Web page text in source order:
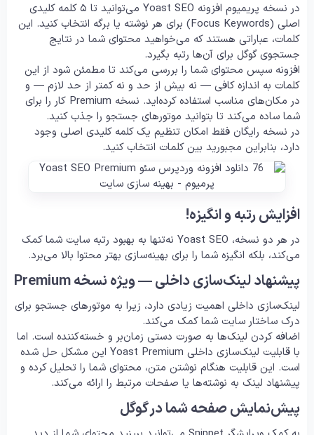
در نسخه پریمیوم افزونه Yoast SEO می‌توانید تا ۵ کلمه کلیدی
اصلی (Focus Keywords) برای هر نوشته یا برگه انتخاب کنید. این
کلمات، عباراتی هستند که می‌خواهید محتوای شما در نتایج
جستجوی گوگل برای آن‌ها رتبه بگیرد.
افزونه سپس محتوای شما را بررسی می‌کند تا مطمئن شود از این
کلمات به اندازه کافی — نه بیش از حد و نه کمتر از حد لازم — و
در مکان‌های مناسب استفاده کرده‌اید. نسخه Premium کار را برای
شما ساده می‌کند تا بتوانید موتورهای جستجو را جذب کنید.
در نسخه رایگان فقط امکان تنظیم یک کلمه کلیدی اصلی وجود
دارد، بنابراین مجبورید بین کلمات انتخاب کنید.
افزایش رتبه و انگیزه!
در هر دو نسخه، Yoast SEO نه‌تنها به بهبود رتبه سایت شما کمک
می‌کند، بلکه انگیزه شما را برای بهینه‌سازی بهتر محتوا بالا می‌برد.
پیشنهاد لینک‌سازی داخلی — ویژه نسخه Premium
لینک‌سازی داخلی اهمیت زیادی دارد، زیرا به موتورهای جستجو برای
درک ساختار سایت شما کمک می‌کند.
اضافه کردن لینک‌ها به صورت دستی زمان‌بر و خسته‌کننده است. اما
با قابلیت لینک‌سازی داخلی Yoast Premium این مشکل حل شده
است. این قابلیت هنگام نوشتن متن، محتوای شما را تحلیل کرده و
پیشنهاد لینک به نوشته‌ها یا صفحات مرتبط را ارائه می‌کند.
پیش‌نمایش صفحه شما در گوگل